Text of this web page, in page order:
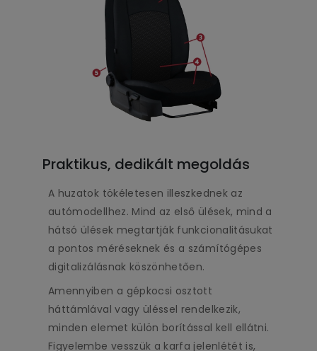
Praktikus, dedikált megoldás
A huzatok tökéletesen illeszkednek az
autómodellhez. Mind az első ülések, mind a
hátsó ülések megtartják funkcionalitásukat
a pontos méréseknek és a számítógépes
digitalizálásnak köszönhetően.
Amennyiben a gépkocsi osztott
háttámlával vagy üléssel rendelkezik,
minden elemet külön borítással kell ellátni.
Figyelembe vesszük a karfa jelenlétét is,